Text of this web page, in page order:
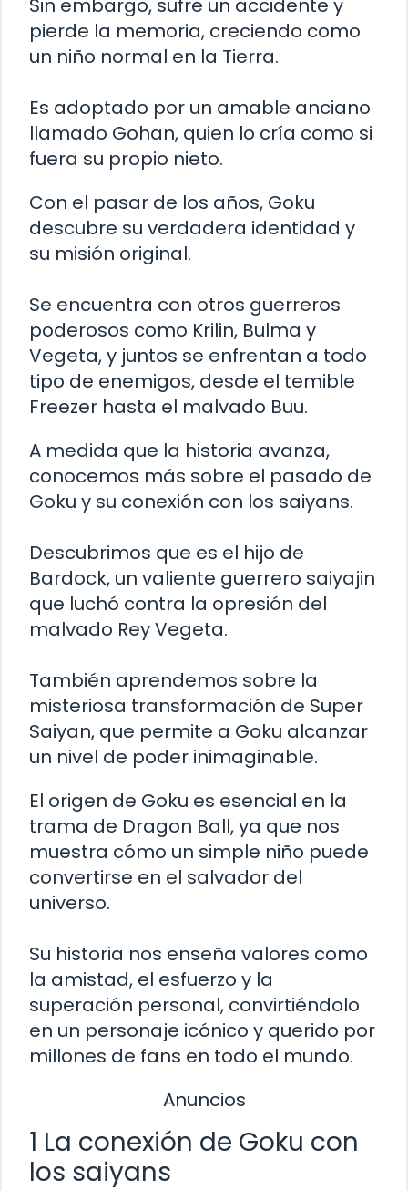
Sin embargo, sufre un accidente y
pierde la memoria, creciendo como
un niño normal en la Tierra.
Es adoptado por un amable anciano
llamado Gohan, quien lo cría como si
fuera su propio nieto.
Con el pasar de los años, Goku
descubre su verdadera identidad y
su misión original.
Se encuentra con otros guerreros
poderosos como Krilin, Bulma y
Vegeta, y juntos se enfrentan a todo
tipo de enemigos, desde el temible
Freezer hasta el malvado Buu.
A medida que la historia avanza,
conocemos más sobre el pasado de
Goku y su conexión con los saiyans.
Descubrimos que es el hijo de
Bardock, un valiente guerrero saiyajin
que luchó contra la opresión del
malvado Rey Vegeta.
También aprendemos sobre la
misteriosa transformación de Super
Saiyan, que permite a Goku alcanzar
un nivel de poder inimaginable.
El origen de Goku es esencial en la
trama de Dragon Ball, ya que nos
muestra cómo un simple niño puede
convertirse en el salvador del
universo.
Su historia nos enseña valores como
la amistad, el esfuerzo y la
superación personal, convirtiéndolo
en un personaje icónico y querido por
millones de fans en todo el mundo.
Anuncios
1 La conexión de Goku con
los saiyans